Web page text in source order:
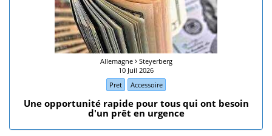
Allemagne Steyerberg
10 Juil 2026
Pret
Accessoire
Une opportunité rapide pour tous qui ont besoin
d'un prêt en urgence